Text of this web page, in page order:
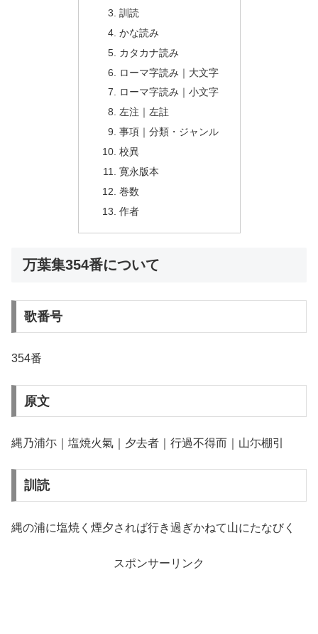
訓読
かな読み
カタカナ読み
ローマ字読み｜大文字
ローマ字読み｜小文字
左注｜左註
事項｜分類・ジャンル
校異
寛永版本
巻数
作者
万葉集354番について
歌番号
354番
原文
縄乃浦尓｜塩焼火氣｜夕去者｜行過不得而｜山尓棚引
訓読
縄の浦に塩焼く煙夕されば行き過ぎかねて山にたなびく
スポンサーリンク